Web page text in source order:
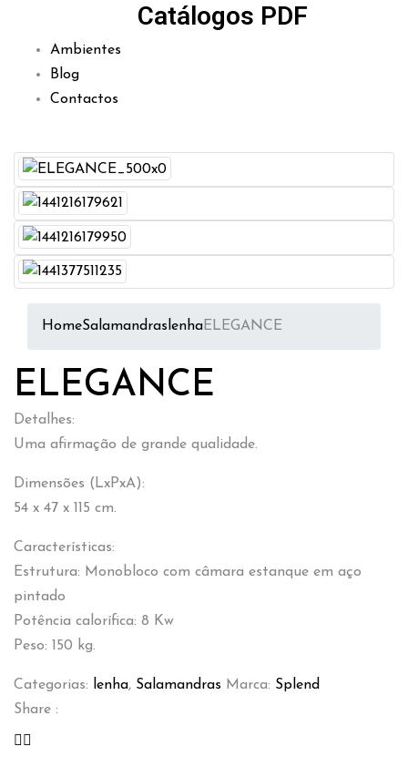
Catálogos PDF
Ambientes
Blog
Contactos
HomeSalamandraslenhaELEGANCE
ELEGANCE
Detalhes:
Uma afirmação de grande qualidade.
Dimensões (LxPxA):
54 x 47 x 115 cm.
Características:
Estrutura: Monobloco com câmara estanque em aço
pintado
Potência calorífica: 8 Kw
Peso: 150 kg.
Categorias: lenha, Salamandras Marca: Splend
Share :